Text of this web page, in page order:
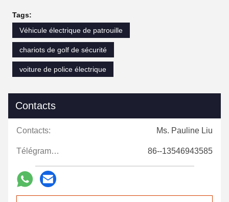
Tags:
Véhicule électrique de patrouille
chariots de golf de sécurité
voiture de police électrique
Contacts
Contacts: Ms. Pauline Liu
Télégramme: 86--13546943585